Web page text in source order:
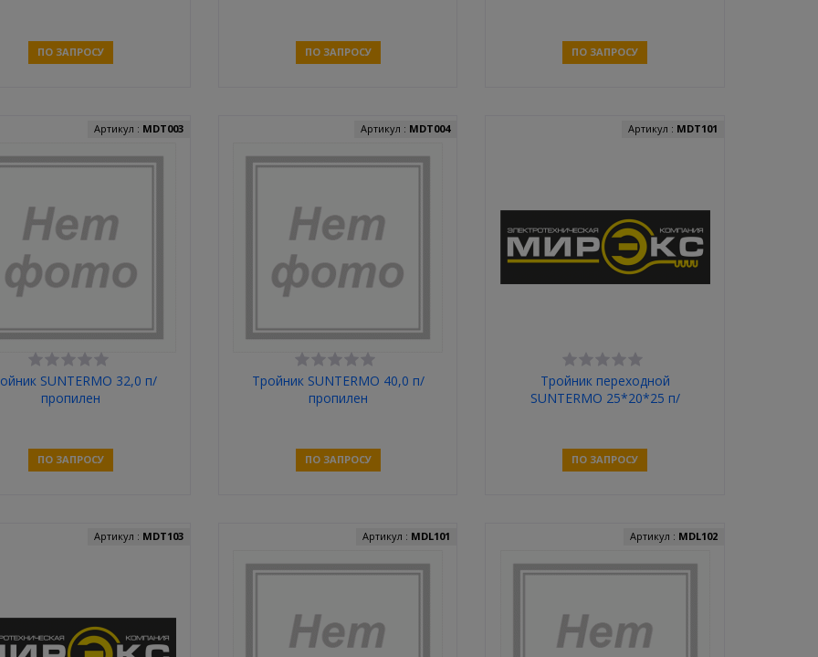
ПО ЗАПРОСУ ПО ЗАПРОСУ ПО ЗАПРОСУ
SUNTERMO 32,0 п/
пропилен
Артикул : MDT003
ПО ЗАПРОСУ
Тройник SUNTERMO 40,0 п/
пропилен
Артикул : MDT004
ПО ЗАПРОСУ
Тройник переходной
SUNTERMO 25*20*25 п/
Артикул : MDT101
ПО ЗАПРОСУ
Артикул : MDT103 Артикул : MDL101 Артикул : MDL102